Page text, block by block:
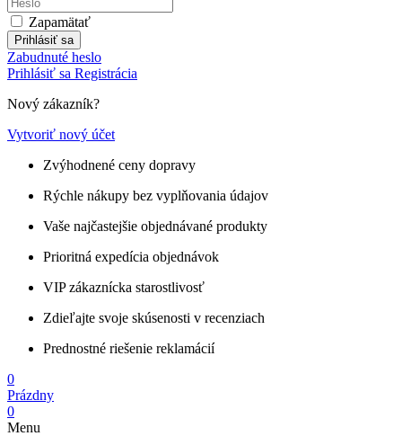
Zapamätať
Prihlásiť sa
Zabudnuté heslo
Prihlásiť sa Registrácia
Nový zákazník?
Vytvoriť nový účet
Zvýhodnené ceny dopravy
Rýchle nákupy bez vyplňovania údajov
Vaše najčastejšie objednávané produkty
Prioritná expedícia objednávok
VIP zákaznícka starostlivosť
Zdieľajte svoje skúsenosti v recenziach
Prednostné riešenie reklamácií
0
Prázdny
0
Menu